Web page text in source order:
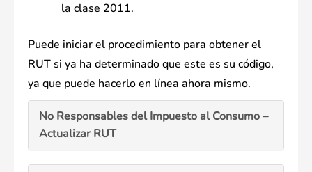
la clase 2011.
Puede iniciar el procedimiento para obtener el
RUT si ya ha determinado que este es su código,
ya que puede hacerlo en línea ahora mismo.
No Responsables del Impuesto al Consumo –
Actualizar RUT